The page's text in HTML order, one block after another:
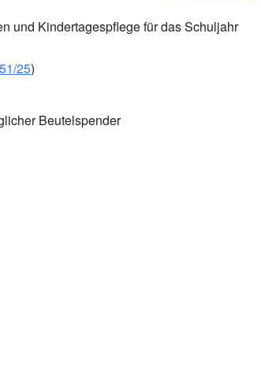
und Kindertagespflege für das Schuljahr
25)
Beutelspender